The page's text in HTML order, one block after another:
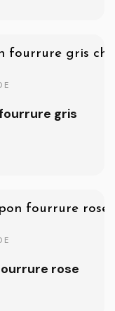
gris
rose